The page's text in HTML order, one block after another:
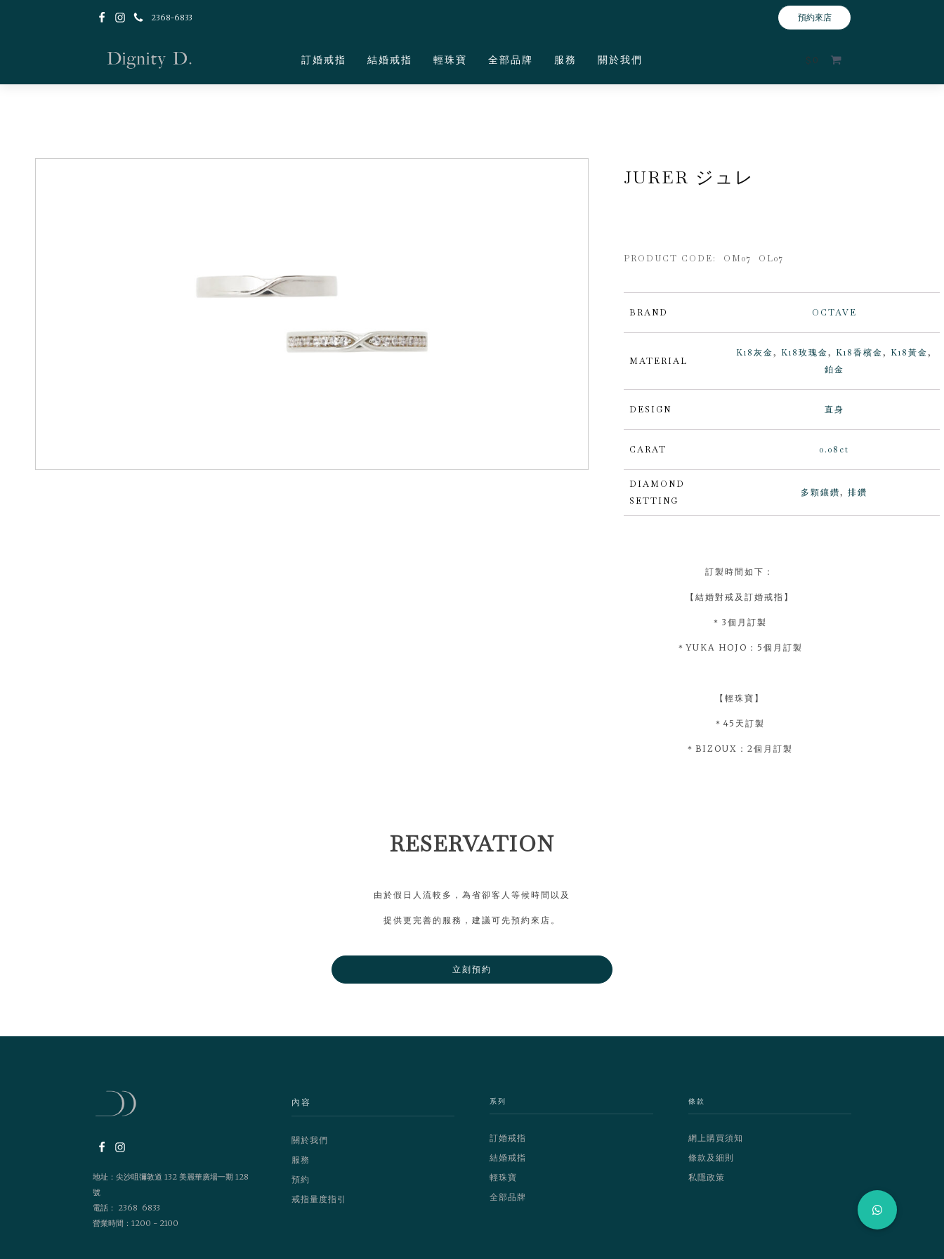
2368-6833 預約來店
訂婚戒指 結婚戒指 輕珠寶 全部品牌 服務 關於我們 $ 0
JURER ジュレ
PRODUCT CODE: OM07 OL07
BRAND OCTAVE
MATERIAL
K18灰金, K18玫瑰金, K18香檳金, K18黃金,
鉑金
DESIGN 直身
CARAT 0.08ct
DIAMOND
SETTING
多顆鑲鑽,排鑽
訂製時間如下：
【結婚對戒及訂婚戒指】
＊3個月訂製
＊YUKA HOJO：5個月訂製
【輕珠寶】
＊45天訂製
＊BIZOUX：2個月訂製
RESERVATION
由於假日人流較多，為省卻客人等候時間以及
提供更完善的服務，建議可先預約來店。
立刻預約
地址：尖沙咀彌敦道 132 美麗華廣場一期 128
號
電話： 2368 6833
營業時間：1200 - 2100
內容
關於我們
服務
預約
戒指量度指引
系列
訂婚戒指
結婚戒指
輕珠寶
全部品牌
條款
網上購買須知
條款及細則
私隱政策